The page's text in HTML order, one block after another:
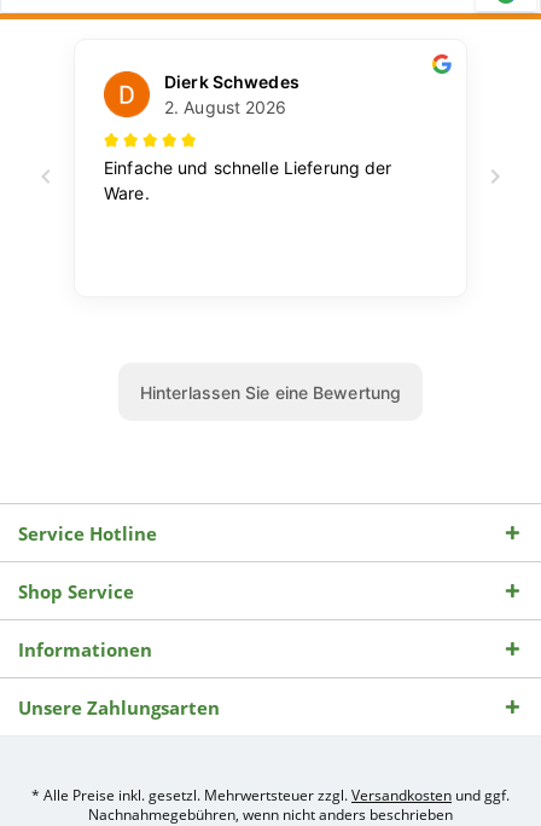
Service Hotline
Shop Service
Informationen
Unsere Zahlungsarten
* Alle Preise inkl. gesetzl. Mehrwertsteuer zzgl.Versandkosten und ggf.
Nachnahmegebühren, wenn nicht anders beschrieben